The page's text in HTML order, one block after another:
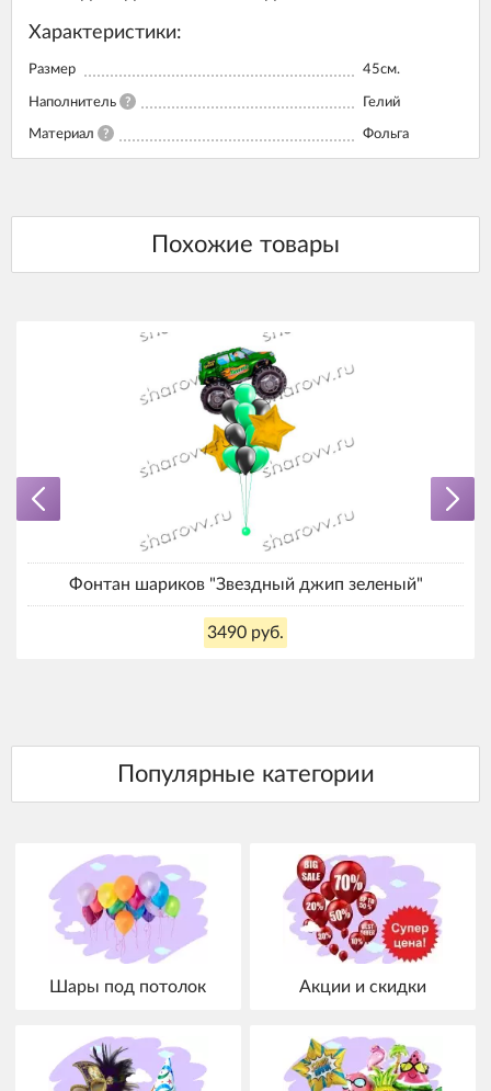
Характеристики:
Размер 45см.
Наполнитель ? Гелий
Материал ? Фольга
Фонтан шариков "Звездный джип зеленый"
3490 руб.
Шары под потолок Акции и скидки